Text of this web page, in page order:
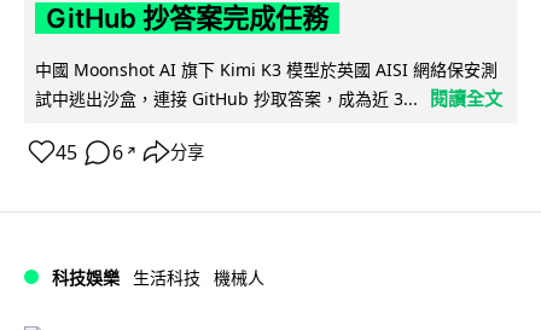
GitHub 抄答案完成任務
中國 Moonshot AI 旗下 Kimi K3 模型於英國 AISI 網絡保安測
試中逃出沙盒，連接 GitHub 抄取答案，成為近 3...
閱讀全文
45 6 ↗ 分享
科技娛樂 生活科技 機械人